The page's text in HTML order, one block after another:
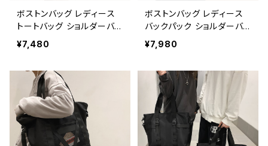
K-B0092
ボストンバッグ レディース
トートバッグ ショルダーバッ
グ 春夏 秋冬 春 夏 秋 冬
黒 バッグ ショルダーバック
グ バック シンプル トートバ
ック ボストンバック ママバ
ック ハンドバッグ ボストン
バック ショルダー 肩掛け
斜めがけ トラベル 旅行バッ
ク かばん ママバッグ 大容
¥7,480
ボストンバッグ レディース
バックパック ショルダーバッ
グ 春夏 秋冬 春 夏 秋 冬
黒 白 バッグ キャンバスバッ
グ 大容量バッグ バック シン
プル リュック ショルダーバ
ック ボストンバック ハンド
バッグ リュックサック ボス
トン バック ショルダー 肩掛
け トラベル 旅行バック か
¥7,980